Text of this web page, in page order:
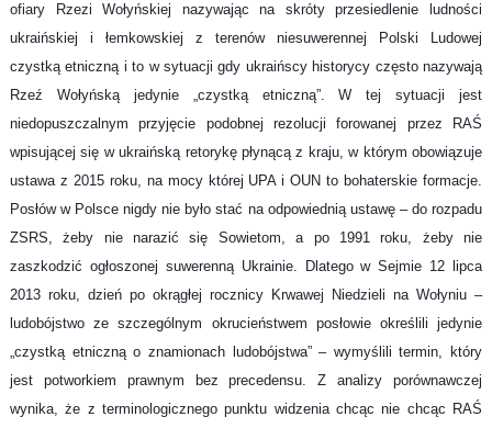
ofiary Rzezi Wołyńskiej nazywając na skróty przesiedlenie ludności
ukraińskiej i łemkowskiej z terenów niesuwerennej Polski Ludowej
czystką etniczną i to w sytuacji gdy ukraińscy historycy często nazywają
Rzeź Wołyńską jedynie „czystką etniczną”. W tej sytuacji jest
niedopuszczalnym przyjęcie podobnej rezolucji forowanej przez RAŚ
wpisującej się w ukraińską retorykę płynącą z kraju, w którym obowiązuje
ustawa z 2015 roku, na mocy której UPA i OUN to bohaterskie formacje.
Posłów w Polsce nigdy nie było stać na odpowiednią ustawę – do rozpadu
ZSRS, żeby nie narazić się Sowietom, a po 1991 roku, żeby nie
zaszkodzić ogłoszonej suwerenną Ukrainie. Dlatego w Sejmie 12 lipca
2013 roku, dzień po okrągłej rocznicy Krwawej Niedzieli na Wołyniu –
ludobójstwo ze szczególnym okrucieństwem posłowie określili jedynie
„czystką etniczną o znamionach ludobójstwa” – wymyślili termin, który
jest potworkiem prawnym bez precedensu. Z analizy porównawczej
wynika, że z terminologicznego punktu widzenia chcąc nie chcąc RAŚ